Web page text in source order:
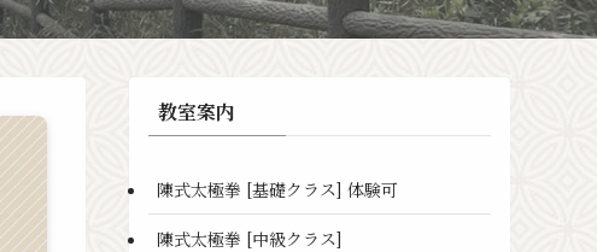
教室案内
陳式太極拳 [基礎クラス] 体験可
陳式太極拳 [中級クラス]